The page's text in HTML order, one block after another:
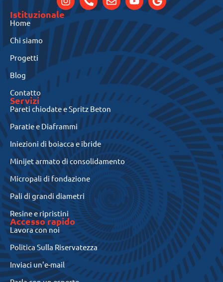
Istituzionale
Home
Chi siamo
Progetti
Blog
Contatto
Servizi
Pareti chiodate e Spritz Beton
Paratie e Diaframmi
Iniezioni di boiacca e ibride
Minijet armato di consolidamento
Micropali di fondazione
Pali di grandi diametri
Resine e ripristini
Accesso rapido
Lavora con noi
Politica Sulla Riservatezza
Inviaci un'e-mail